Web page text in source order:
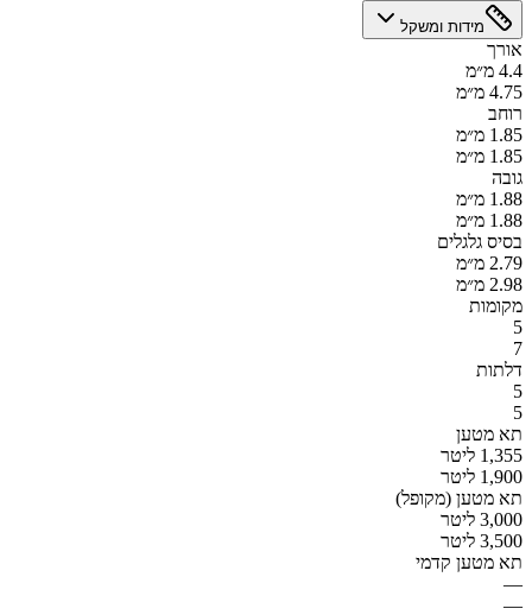
מידות ומשקל
אורך
4.4 מ״מ
4.75 מ״מ
רוחב
1.85 מ״מ
1.85 מ״מ
גובה
1.88 מ״מ
1.88 מ״מ
בסיס גלגלים
2.79 מ״מ
2.98 מ״מ
מקומות
5
7
דלתות
5
5
תא מטען
1,355 ליטר
1,900 ליטר
תא מטען (מקופל)
3,000 ליטר
3,500 ליטר
תא מטען קדמי
—
—